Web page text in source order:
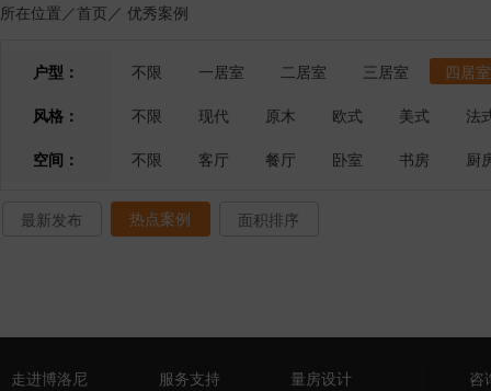
所在位置／首页 ／ 优秀案例
户型： 不限 一居室 二居室 三居室
四居室
风格：
不限 现代 原木 欧式 美式
法
空间：
不限 客厅 餐厅 卧室 书房 厨
最新发布 热点案例 面积排序
走进博洛尼 服务支持 量房设计 咨